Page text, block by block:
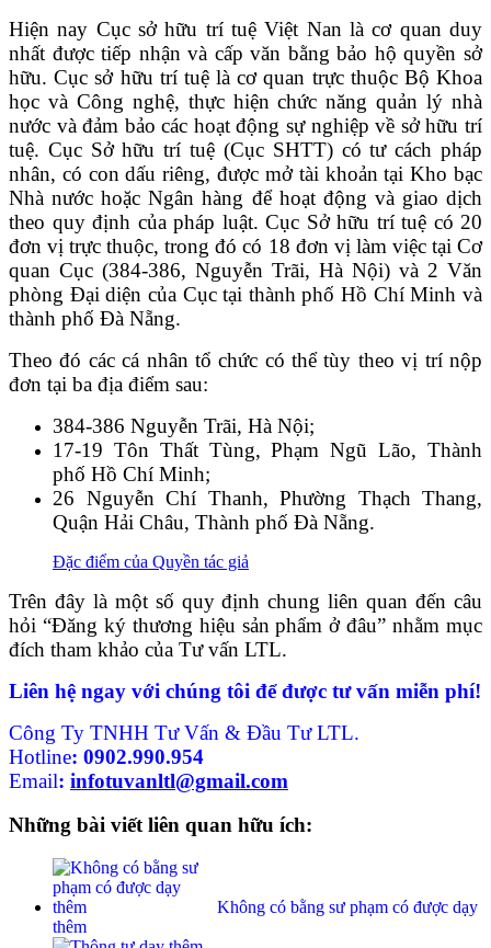
Hiện nay Cục sở hữu trí tuệ Việt Nan là cơ quan duy
nhất được tiếp nhận và cấp văn bằng bảo hộ quyền sở
hữu. Cục sở hữu trí tuệ là cơ quan trực thuộc Bộ Khoa
học và Công nghệ, thực hiện chức năng quản lý nhà
nước và đảm bảo các hoạt động sự nghiệp về sở hữu trí
tuệ. Cục Sở hữu trí tuệ (Cục SHTT) có tư cách pháp
nhân, có con dấu riêng, được mở tài khoản tại Kho bạc
Nhà nước hoặc Ngân hàng để hoạt động và giao dịch
theo quy định của pháp luật. Cục Sở hữu trí tuệ có 20
đơn vị trực thuộc, trong đó có 18 đơn vị làm việc tại Cơ
quan Cục (384-386, Nguyễn Trãi, Hà Nội) và 2 Văn
phòng Đại diện của Cục tại thành phố Hồ Chí Minh và
thành phố Đà Nẵng.
Theo đó các cá nhân tổ chức có thể tùy theo vị trí nộp
đơn tại ba địa điểm sau:
384-386 Nguyễn Trãi, Hà Nội;
17-19 Tôn Thất Tùng, Phạm Ngũ Lão, Thành
phố Hồ Chí Minh;
26 Nguyễn Chí Thanh, Phường Thạch Thang,
Quận Hải Châu, Thành phố Đà Nẵng.
Đặc điểm của Quyền tác giả
Trên đây là một số quy định chung liên quan đến câu
hỏi “Đăng ký thương hiệu sản phẩm ở đâu” nhằm mục
đích tham khảo của Tư vấn LTL.
Liên hệ ngay với chúng tôi để được tư vấn miễn phí!
Công Ty TNHH Tư Vấn & Đầu Tư LTL.
Hotline: 0902.990.954
Email: infotuvanltl@gmail.com
Những bài viết liên quan hữu ích:
Không có bằng sư phạm có được dạy
thêm